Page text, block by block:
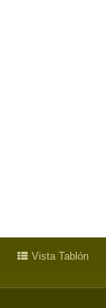
Vista Tablón